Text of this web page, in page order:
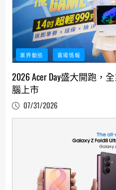
業界動態 賣場情報
2026 Acer Day盛大開跑，
腦上市
07/31/2026